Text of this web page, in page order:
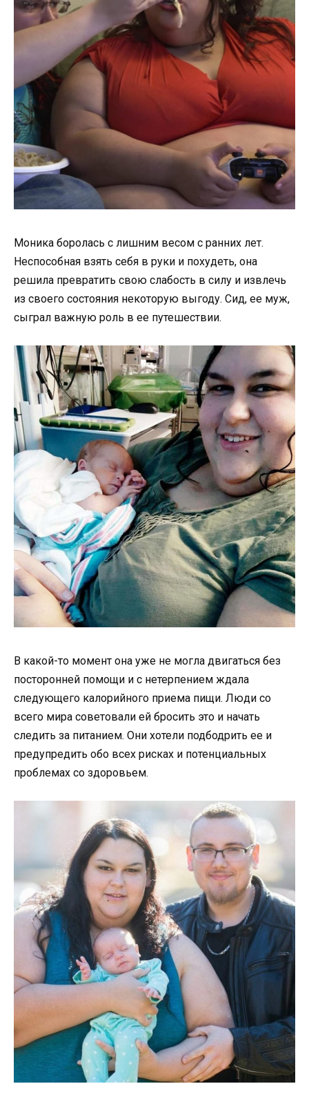
Моника боролась с лишним весом с ранних лет.
Неспособная взять себя в руки и похудеть, она
решила превратить свою слабость в силу и извлечь
из своего состояния некоторую выгоду. Сид, ее муж,
сыграл важную роль в ее путешествии.
В какой-то момент она уже не могла двигаться без
посторонней помощи и с нетерпением ждала
следующего калорийного приема пищи. Люди со
всего мира советовали ей бросить это и начать
следить за питанием. Они хотели подбодрить ее и
предупредить обо всех рисках и потенциальных
проблемах со здоровьем.